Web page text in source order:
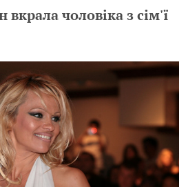
чоловіка з сім'ї